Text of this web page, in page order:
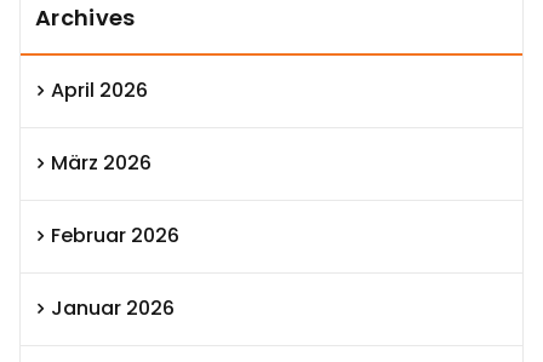
Archives
April 2026
März 2026
Februar 2026
Januar 2026